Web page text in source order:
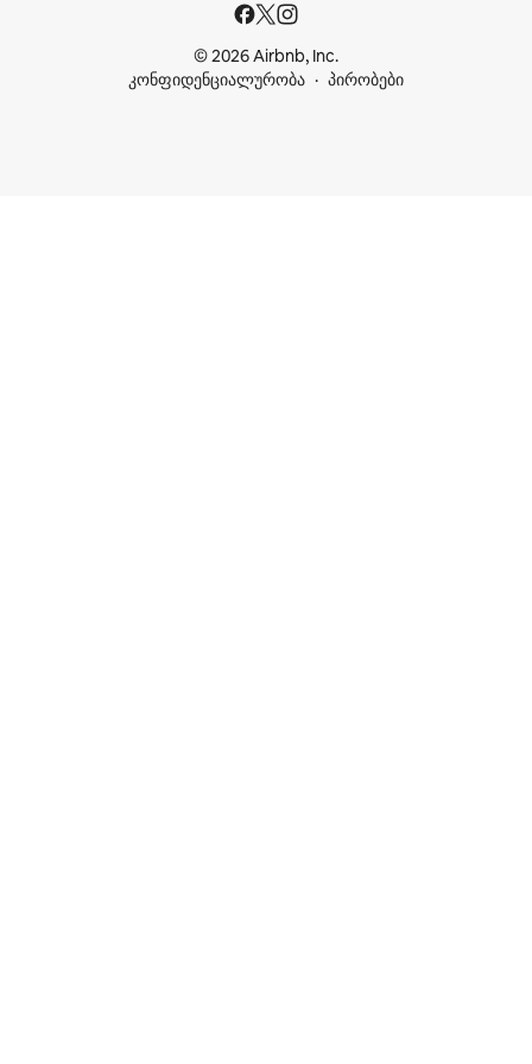
© 2026 Airbnb, Inc.
კონფიდენციალურობა
პირობები